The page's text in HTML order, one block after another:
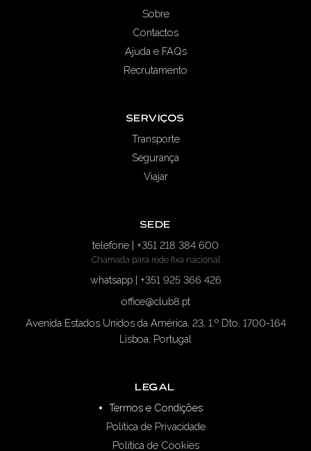
Sobre
Contactos
Ajuda e FAQs
Recrutamento
Serviços
Transporte
Segurança
Viajar
Sede
telefone | +351 218 384 600
Chamada para rede fixa nacional
whatsapp | +351 925 366 426
office@club8.pt
Avenida Estados Unidos da América, 23, 1.º Dto. 1700-164
Lisboa, Portugal
Legal
Termos e Condições
Política de Privacidade
Política de Cookies